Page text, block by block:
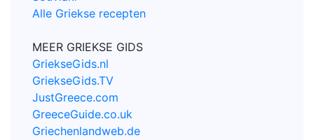
Alle Griekse recepten
MEER GRIEKSE GIDS
GriekseGids.nl
GriekseGids.TV
JustGreece.com
GreeceGuide.co.uk
Griechenlandweb.de